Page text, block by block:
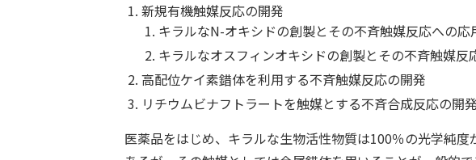
新規有機触媒反応の開発
キラルなN-オキシドの創製とその不斉触媒反応への応
キラルなオスフィンオキシドの創製とその不斉触媒反
高配位ケイ素錯体を利用する不斉触媒反応の開発
リチウムビナフトラートを触媒とする不斉合成反応の開発
医薬品をはじめ、キラルな生物活性物質は100％の光学純